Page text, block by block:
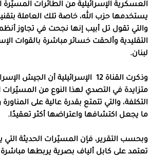
العسكرية الإسرائيلية من الطائرات المسيّرة
يستخدمها حزب الله، خاصة تلك العاملة
والتي تقول تل أبيب إنها نجحت في تجاوز
التقليدية وألحقت خسائر مباشرة بالقوات
لبنان.
وذكرت القناة 12 الإسرائيلية أن
متزايدة في التصدي لهذا النوع من
التكلفة، والتي تتمتع بقدرة عالية على
ما يجعل اكتشافها واعتراضها أكثر تعقيدًا.
وبحسب التقرير، فإن المسيّرات الحديثة
تعتمد على كابل ألياف بصرية يربطها